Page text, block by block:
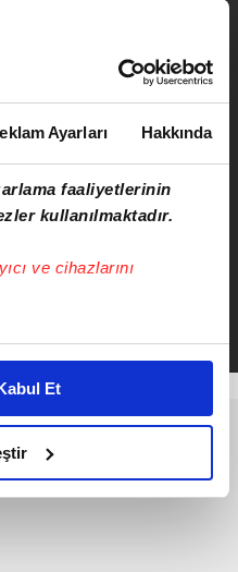
Ayarları Hakkında
faaliyetlerinin
kullanılmaktadır.
ve cihazlarını
sizlere özel
Bunu yaparken
deneyimi sunmak
sunabilmek adına
ve bu noktada,
noktasında tek gelir
Et